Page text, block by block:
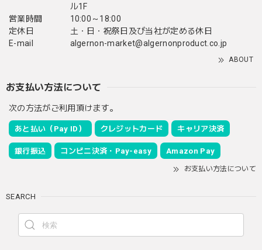
ル1F
営業時間
10:00～18:00
定休日
土・日・祝祭日及び当社が定める休日
E-mail
algernon-market@algernonproduct.co.jp
ABOUT
お支払い方法について
次の方法がご利用頂けます。
あと払い（Pay ID） クレジットカード キャリア決済
銀行振込 コンビニ決済・Pay-easy Amazon Pay
お支払い方法について
SEARCH